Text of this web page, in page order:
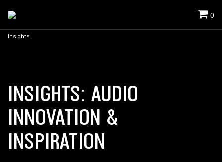
0
Insights
INSIGHTS: AUDIO
INNOVATION &
INSPIRATION